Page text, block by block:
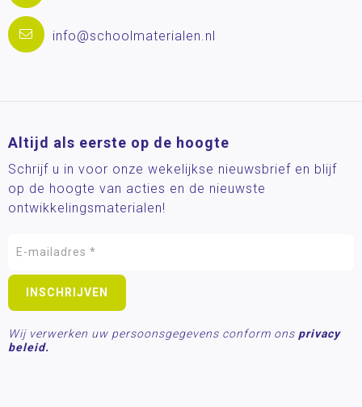
info@schoolmaterialen.nl
Altijd als eerste op de hoogte
Schrijf u in voor onze wekelijkse nieuwsbrief en blijf
op de hoogte van acties en de nieuwste
ontwikkelingsmaterialen!
Wij verwerken uw persoonsgegevens conform ons privacy
beleid.